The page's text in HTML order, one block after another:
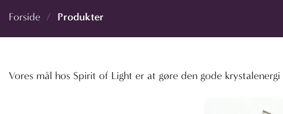
Forside / Produkter
Vores mål hos Spirit of Light er at gøre den gode